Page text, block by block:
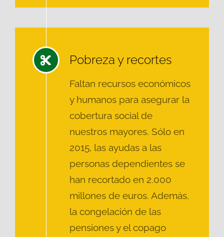
Pobreza y recortes
Faltan recursos económicos
y humanos para asegurar la
cobertura social de
nuestros mayores. Sólo en
2015, las ayudas a las
personas dependientes se
han recortado en 2.000
millones de euros. Además,
la congelación de las
pensiones y el copago